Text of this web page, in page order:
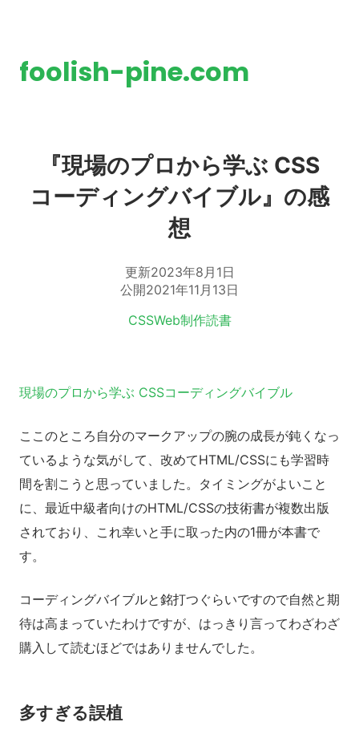
foolish-pine.com
『現場のプロから学ぶ CSS
コーディングバイブル』の感
想
更新2023年8月1日
公開2021年11月13日
CSSWeb制作読書
現場のプロから学ぶ CSSコーディングバイブル
ここのところ自分のマークアップの腕の成長が鈍くなっ
ているような気がして、改めてHTML/CSSにも学習時
間を割こうと思っていました。タイミングがよいこと
に、最近中級者向けのHTML/CSSの技術書が複数出版
されており、これ幸いと手に取った内の1冊が本書で
す。
コーディングバイブルと銘打つぐらいですので自然と期
待は高まっていたわけですが、はっきり言ってわざわざ
購入して読むほどではありませんでした。
多すぎる誤植